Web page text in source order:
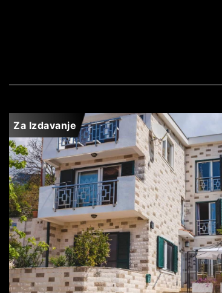
Za Izdavanje
RAFAILOVIĆI
1.800€
200 m